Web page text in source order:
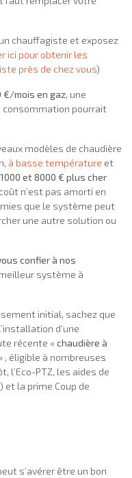
chauffagiste et exposez
ici pour obtenir les
près de chez vous)
€/mois en gaz, une
consommation pourrait
modèles de chaudière
à basse température et
et 8000 € plus cher
n’est pas amorti en
que le système peut
une autre solution ou
confier à nos
système à
initial, sachez que
d’une
récente « chaudière à
, éligible à nombreuses
l’Eco-PTZ, les aides de
et la prime Coup de
s’avérer être un bon